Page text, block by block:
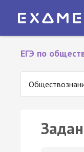
ЕГЭ по